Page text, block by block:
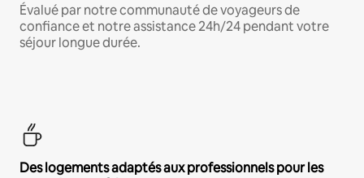
Évalué par notre communauté de voyageurs de
confiance et notre assistance 24h/24 pendant votre
séjour longue durée.
Des logements adaptés aux professionnels pour les